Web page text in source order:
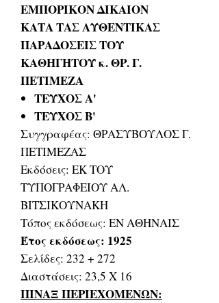
ΕΜΠΟΡΙΚΟΝ ΔΙΚΑΙΟΝ
ΚΑΤΑ ΤΑΣ ΑΥΘΕΝΤΙΚΑΣ
ΠΑΡΑΔΟΣΕΙΣ ΤΟΥ
ΚΑΘΗΓΗΤΟΥ κ. ΘΡ. Γ.
ΠΕΤΙΜΕΖΑ
ΤΕΥΧΟΣ Α'
ΤΕΥΧΟΣ Β'
Συγγραφέας: ΘΡΑΣΥΒΟΥΛΟΣ Γ.
ΠΕΤΙΜΕΖΑΣ
Εκδόσεις: ΕΚ ΤΟΥ
ΤΥΠΟΓΡΑΦΕΙΟΥ ΑΛ.
ΒΙΤΣΙΚΟΥΝΑΚΗ
Τόπος εκδόσεως: ΕΝ ΑΘΗΝΑΙΣ
Έτος εκδόσεως: 1925
Σελίδες: 232 + 272
Διαστάσεις: 23,5 Χ 16
ΠΙΝΑΞ ΠΕΡΙΕΧΟΜΕΝΩΝ: